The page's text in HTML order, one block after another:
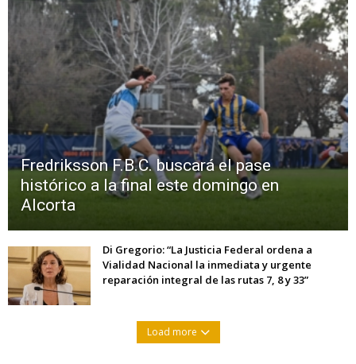
Fredriksson F.B.C. buscará el pase
histórico a la final este domingo en
Alcorta
Di Gregorio: “La Justicia Federal ordena a
Vialidad Nacional la inmediata y urgente
reparación integral de las rutas 7, 8 y 33”
Load more